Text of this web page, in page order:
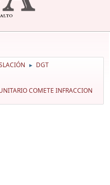
► DGT
COMETE INFRACCION